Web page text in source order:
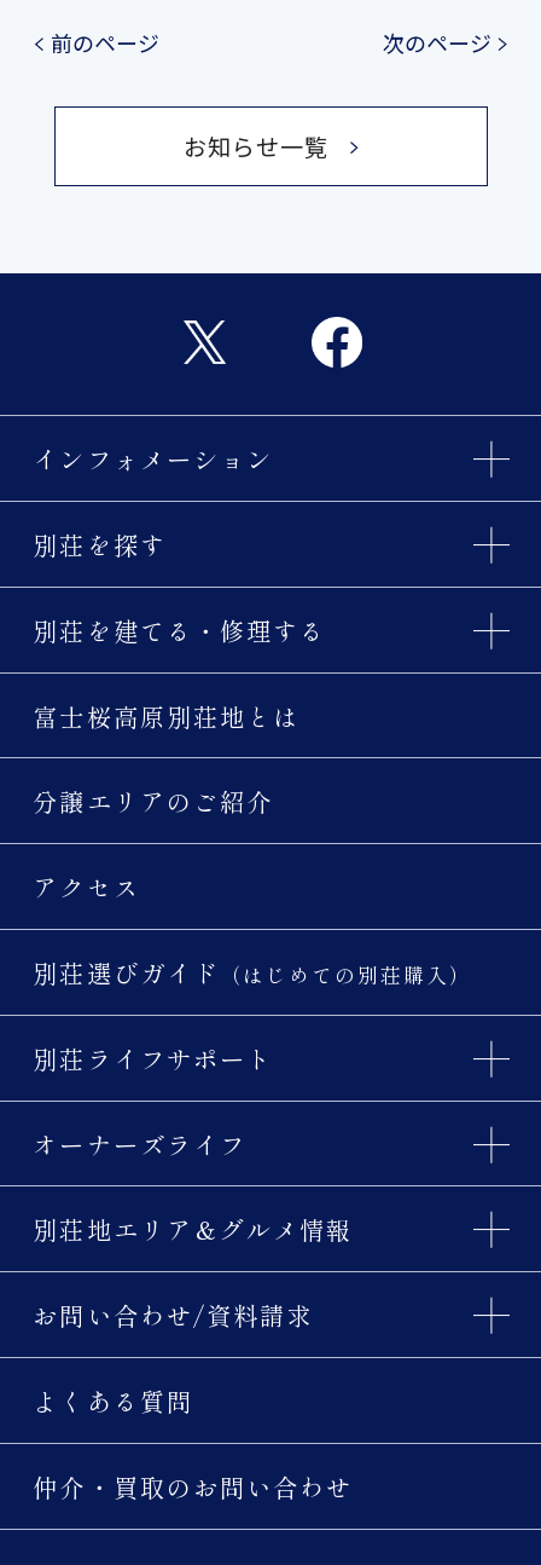
前のページ 次のページ
お知らせ一覧
インフォメーション
別荘を探す
別荘を建てる・修理する
富士桜高原別荘地とは
分譲エリアのご紹介
アクセス
別荘選びガイド （はじめての別荘購入）
別荘ライフサポート
オーナーズライフ
別荘地エリア＆グルメ情報
お問い合わせ/資料請求
よくある質問
仲介・買取のお問い合わせ